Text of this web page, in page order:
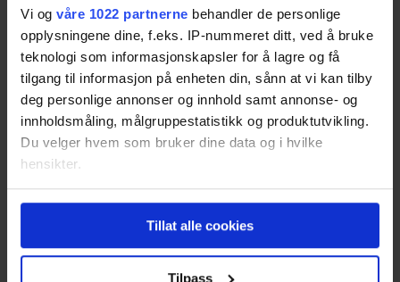
Vi og våre 1022 partnerne behandler de personlige
opplysningene dine, f.eks. IP-nummeret ditt, ved å bruke
teknologi som informasjonskapsler for å lagre og få
tilgang til informasjon på enheten din, sånn at vi kan tilby
deg personlige annonser og innhold samt annonse- og
innholdsmåling, målgruppestatistikk og produktutvikling.
Du velger hvem som bruker dine data og i hvilke
hensikter.
Hvis du gir oss lov, vil vi også gjerne:
Innhente informasjon om den geografiske
beliggenheten din, som kan være nøyaktig innenfor
Tillat alle cookies
Tilpass
Tjenester
TV-pakke hjemme eller på hytta
TV-pakke til borettslaget
Artikler
Slik får du TV på hytta
Hva skiller de ulike kanalpakkene?
Slik finner du frem i dekoder-jungelen